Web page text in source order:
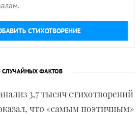
СТИХОТВОРЕНИЕ
СЛУЧАЙНЫХ ФАКТОВ
3,7 тысяч стихотворений
что «самым поэтичным»